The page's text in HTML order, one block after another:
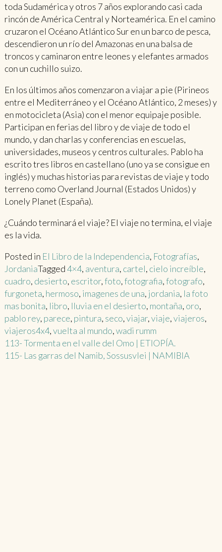
toda Sudamérica y otros 7 años explorando casi cada
rincón de América Central y Norteamérica. En el camino
cruzaron el Océano Atlántico Sur en un barco de pesca,
descendieron un río del Amazonas en una balsa de
troncos y caminaron entre leones y elefantes armados
con un cuchillo suizo.
En los últimos años comenzaron a viajar a pie (Pirineos
entre el Mediterráneo y el Océano Atlántico, 2 meses) y
en motocicleta (Asia) con el menor equipaje posible.
Participan en ferias del libro y de viaje de todo el
mundo, y dan charlas y conferencias en escuelas,
universidades, museos y centros culturales. Pablo ha
escrito tres libros en castellano (uno ya se consigue en
inglés) y muchas historias para revistas de viaje y todo
terreno como Overland Journal (Estados Unidos) y
Lonely Planet (España).
¿Cuándo terminará el viaje? El viaje no termina, el viaje
es la vida.
Posted in El Libro de la Independencia, Fotografías,
JordaniaTagged4×4, aventura, cartel, cielo increíble,
cuadro, desierto, escritor,foto,fotografia,fotografo,
furgoneta, hermoso, imagenes de una, jordania, la foto
mas bonita, libro, lluvia en el desierto, montaña, oro,
pablo rey, parece, pintura, seco,viajar,viaje,viajeros,
viajeros4x4,vuelta al mundo,wadi rumm
Post
navigation
113- Tormenta en el valle del Omo | ETIOPÍA.
115- Las garras del Namib, Sossusvlei | NAMIBIA